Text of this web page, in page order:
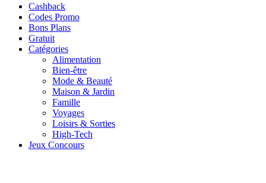
Cashback
Codes Promo
Bons Plans
Gratuit
Catégories
Alimentation
Bien-être
Mode & Beauté
Maison & Jardin
Famille
Voyages
Loisirs & Sorties
High-Tech
Jeux Concours